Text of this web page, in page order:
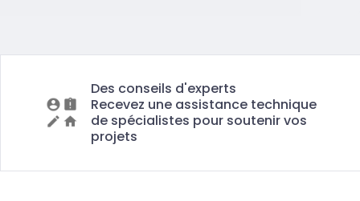
Des conseils d'experts
Recevez une assistance technique
de spécialistes pour soutenir vos
projets